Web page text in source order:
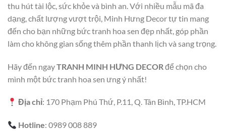
thu hút tài lộc, sức khỏe và bình an. Với nhiều mẫu mã đa
dạng, chất lượng vượt trội, Minh Hưng Decor tự tin mang
đến cho bạn những bức tranh hoa sen đẹp nhất, góp phần
làm cho không gian sống thêm phần thanh lịch và sang trọng.
Hãy đến ngayTRANH MINH HƯNG DECOR để chọn cho
mình một bức tranh hoa sen ưng ý nhất!
Địa chỉ: 170 Phạm Phú Thứ, P.11, Q. Tân Bình, TP.HCM
Hotline: 0989 008 889